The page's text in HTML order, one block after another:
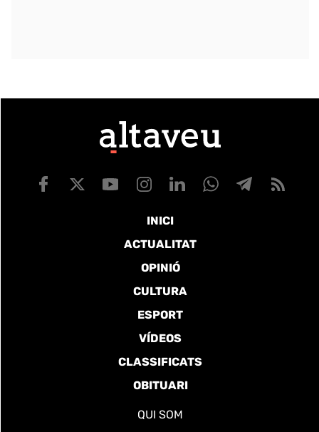
INICI
ACTUALITAT
OPINIÓ
CULTURA
ESPORT
VÍDEOS
CLASSIFICATS
OBITUARI
QUI SOM